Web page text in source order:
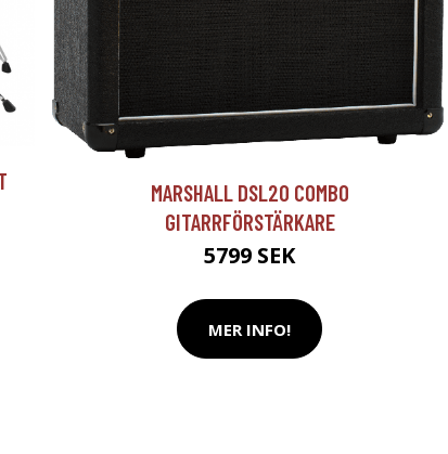
MARSHALL DSL20 COMBO
GITARRFÖRSTÄRKARE
5799 SEK
MER INFO!